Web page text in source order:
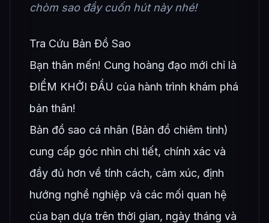
chòm sao đầy cuốn hút này nhé!
Tra Cứu Bản Đồ Sao
Bạn thân mến! Cung hoàng đạo mới chỉ là
ĐIỂM KHỞI ĐẦU của hành trình khám phá
bản thân!
Bản đồ sao cá nhân (Bản đồ chiêm tinh)
cung cấp góc nhìn chi tiết, chính xác và
đầy đủ hơn về tính cách, cảm xúc, định
hướng nghề nghiệp và các mối quan hệ
của bạn dựa trên thời gian, ngày tháng và